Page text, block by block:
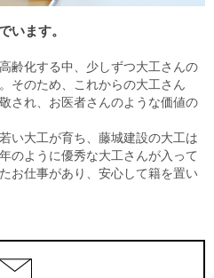
います。
齢化する中、少しずつ大工さんの
そのため、これからの大工さん
され、お医者さんのような価値の
い大工が育ち、藤城建設の大工は
のように優秀な大工さんが入って
お仕事があり、安心して籍を置い